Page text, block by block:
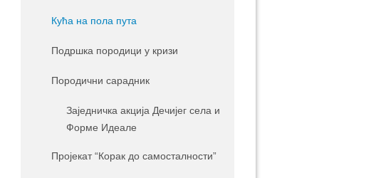
Кућа на пола пута
Подршка породици у кризи
Породични сарадник
Заједничка акција Дечијег села и
Форме Идеале
Пројекат “Корак до самосталности”